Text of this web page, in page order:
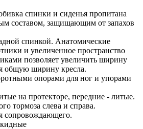
спинки и сиденья пропитана
составом, защищающим от запахов
спинкой. Анатомические
и увеличенное пространство
позволяет увеличить ширину
общую ширину кресла.
опорами для ног и упорами
на протекторе, передние - литые.
тормоза слева и справа.
сопровождающего.